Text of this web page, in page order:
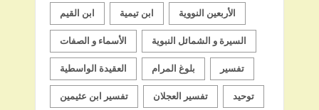
ابن القيم ابن تيمية الأربعين النووية
الأسماء و الصفات السيرة و الشمائل النبوية
العقيدة الواسطية بلوغ المرام تفسير
تفسير ابن عثيمين تفسير العجلان توحيد